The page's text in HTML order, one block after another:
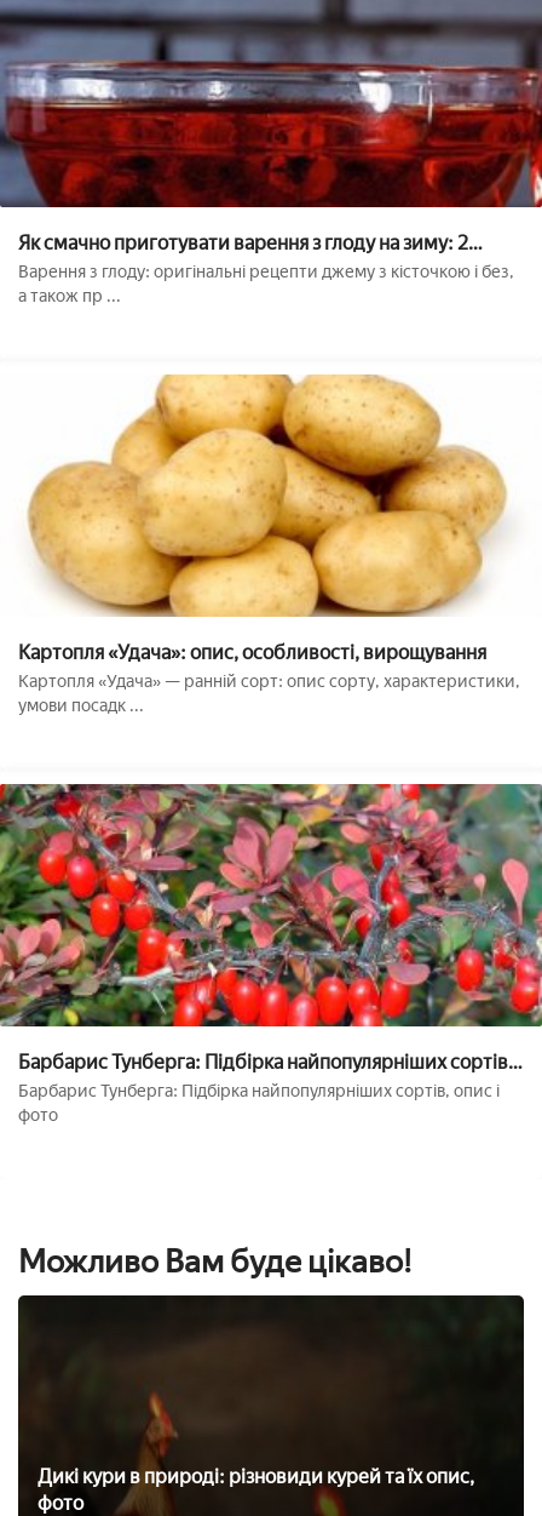
Як смачно приготувати варення з глоду на зиму: 2
простих оригінальних рецепта (з кісточками і без)
Варення з глоду: оригінальні рецепти джему з кісточкою і без,
а також пр ...
Картопля «Удача»: опис, особливості, вирощування
Картопля «Удача» — ранній сорт: опис сорту, характеристики,
умови посадк ...
Барбарис Тунберга: Підбірка найпопулярніших сортів,
опис і фото
Барбарис Тунберга: Підбірка найпопулярніших сортів, опис і
фото
Можливо Вам буде цікаво!
Дикі кури в природі: різновиди курей та їх опис,
фото